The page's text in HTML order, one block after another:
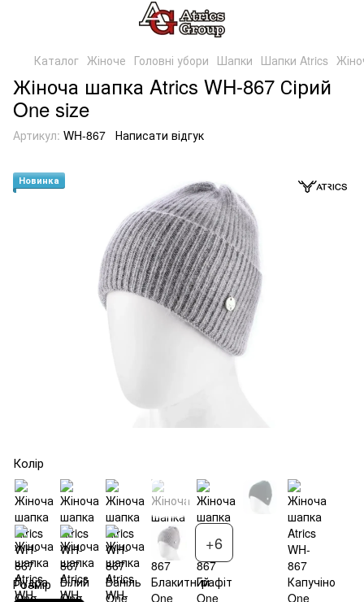
Каталог Жіноче Головні убори Шапки Шапки Atrics
Жіноча шапка Atrics WH-867 Сірий
One size
Артикул: WH-867 Написати відгук
Новинка
Колір
+6
Розмір